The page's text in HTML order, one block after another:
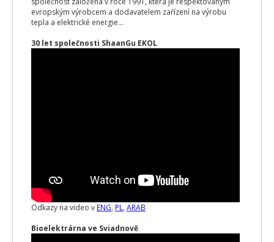
evropským výrobcem a dodavatelem zařízení na výrobu
tepla a elektrické energie...
30 let společnosti ShaanGu EKOL
Odkazy na video vENG, PL, ARAB
Bioelektrárna ve Sviadnově